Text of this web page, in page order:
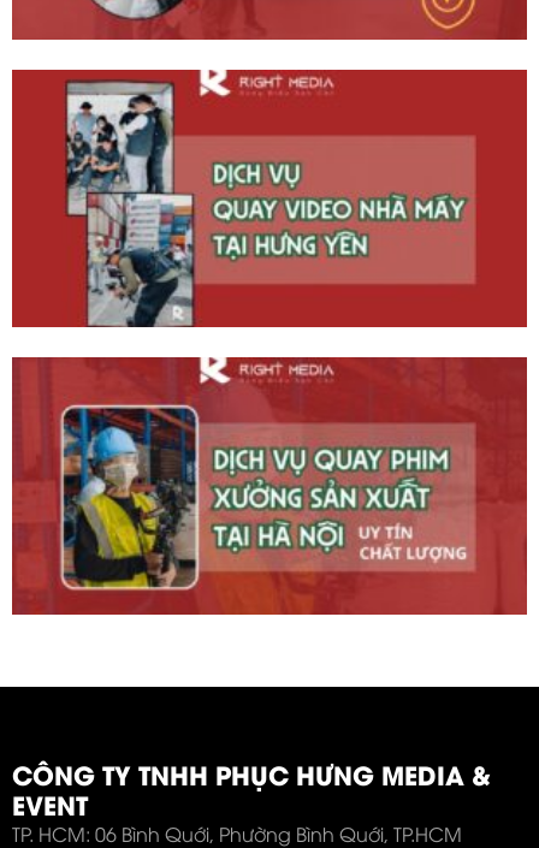
CÔNG TY TNHH PHỤC HƯNG MEDIA &
EVENT
TP. HCM: 06 Bình Quới, Phường Bình Quới, TP.HCM